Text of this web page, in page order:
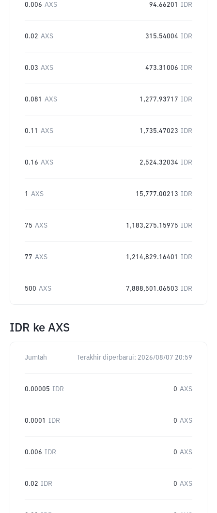
0.006 AXS 94.66201 IDR
0.02 AXS 315.54004 IDR
0.03 AXS 473.31006 IDR
0.081 AXS 1,277.93717 IDR
0.11 AXS 1,735.47023 IDR
0.16 AXS 2,524.32034 IDR
1 AXS 15,777.00213 IDR
75 AXS 1,183,275.15975 IDR
77 AXS 1,214,829.16401 IDR
500 AXS 7,888,501.06503 IDR
IDR ke AXS
Jumlah Terakhir diperbarui: 2026/08/07 20:59
0.00005 IDR 0 AXS
0.0001 IDR 0 AXS
0.006 IDR 0 AXS
0.02 IDR 0 AXS